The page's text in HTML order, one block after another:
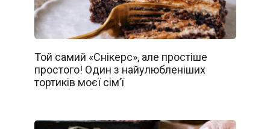
Той самий «Снікерс», але простіше
простого! Один з найулюбленіших
тортиків моєї сім’ї